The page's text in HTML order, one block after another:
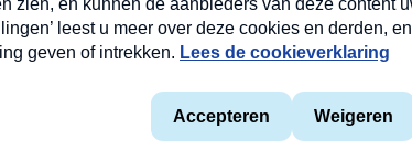
Privacyverklaring
Cookieverklaring